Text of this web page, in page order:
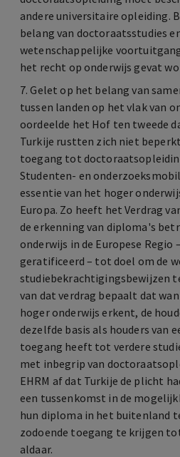
andere universitaire opleiding.
belang van doctoraatsstudies
wetenschappelijke
het recht op onderwijs gevat
7. Gelet op het belang van
tussen landen op het vlak van
oordeelde het Hof ten tweede
Turkije rustten zich niet
toegang tot
Studenten- en
essentie van het hoger
Europa. Zo heeft het Verdrag
de erkenning van diploma's
onderwijs in de Europese Regio
geratificeerd – tot doel om de
studiebekrachtigingsbewijzen
van dat verdrag bepaalt dat
hoger onderwijs erkent, de
dezelfde basis als houders van
toegang heeft tot verdere
met inbegrip van
EHRM af dat Turkije de plicht
een tussenkomst in de
hun diploma in het buitenland
zodoende toegang te krijgen
aldaar.